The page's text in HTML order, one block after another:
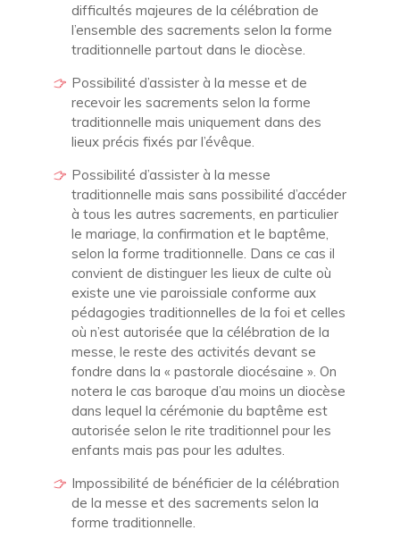
difficultés majeures de la célébration de
l’ensemble des sacrements selon la forme
traditionnelle partout dans le diocèse.
Possibilité d’assister à la messe et de
recevoir les sacrements selon la forme
traditionnelle mais uniquement dans des
lieux précis fixés par l’évêque.
Possibilité d’assister à la messe
traditionnelle mais sans possibilité d’accéder
à tous les autres sacrements, en particulier
le mariage, la confirmation et le baptême,
selon la forme traditionnelle. Dans ce cas il
convient de distinguer les lieux de culte où
existe une vie paroissiale conforme aux
pédagogies traditionnelles de la foi et celles
où n’est autorisée que la célébration de la
messe, le reste des activités devant se
fondre dans la « pastorale diocésaine ». On
notera le cas baroque d’au moins un diocèse
dans lequel la cérémonie du baptême est
autorisée selon le rite traditionnel pour les
enfants mais pas pour les adultes.
Impossibilité de bénéficier de la célébration
de la messe et des sacrements selon la
forme traditionnelle.